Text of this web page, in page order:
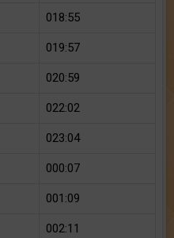
018:55
019:57
020:59
022:02
023:04
000:07
001:09
002:11